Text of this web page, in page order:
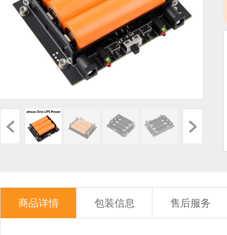
商品详情 包装信息 售后服务